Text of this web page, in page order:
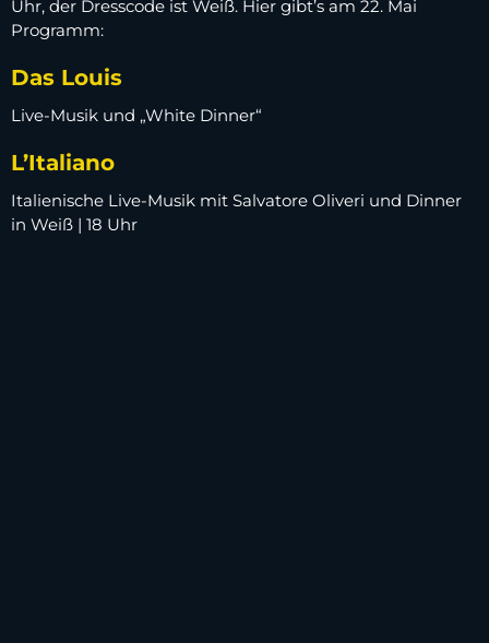
Uhr, der Dresscode ist Weiß. Hier gibt’s am 22. Mai
Programm:
Das Louis
Live-Musik und „White Dinner“
L’Italiano
Italienische Live-Musik mit Salvatore Oliveri und Dinner
in Weiß | 18 Uhr